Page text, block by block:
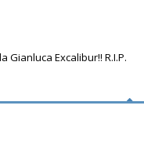
Gianluca Excalibur!! R.I.P.